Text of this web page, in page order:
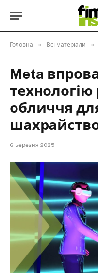
Головна » Всі матеріали »
Meta
технологію
обличчя
6 Березня 2025